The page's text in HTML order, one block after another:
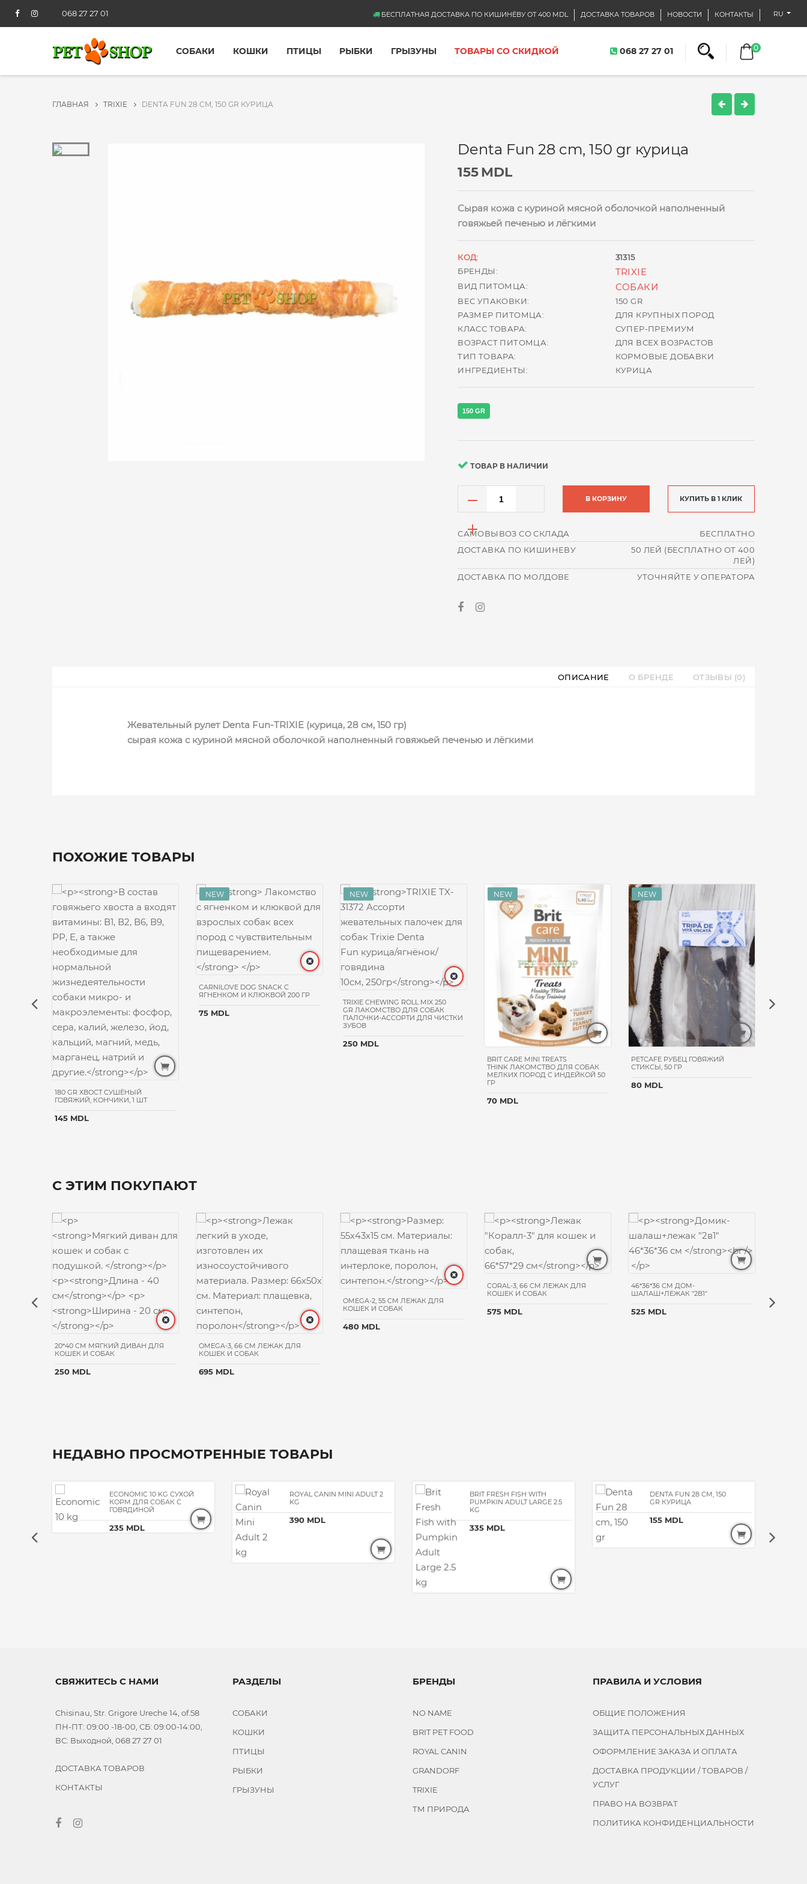
068 27 27 01 БЕСПЛАТНАЯ ДОСТАВКА ПО КИШИНЁВУ ОТ 400 MDL ДОСТАВКА ТОВАРОВ НОВОСТИ КОНТАКТЫ RU
СОБАКИ КОШКИ ПТИЦЫ РЫБКИ ГРЫЗУНЫ ТОВАРЫ СО СКИДКОЙ 068 27 27 01 0
ГЛАВНАЯ TRIXIE DENTA FUN 28 CM, 150 GR КУРИЦА
Denta Fun 28 cm, 150 gr курица
155MDL
Сырая кожа с куриной мясной оболочкой наполненный
говяжьей печенью и лёгкими
КОД:
31315
БРЕНДЫ:
TRIXIE
ВИД ПИТОМЦА: СОБАКИ
ВЕС УПАКОВКИ:
150 GR
РАЗМЕР ПИТОМЦА:
ДЛЯ КРУПНЫХ ПОРОД
КЛАСС ТОВАРА:
СУПЕР-ПРЕМИУМ
ВОЗРАСТ ПИТОМЦА:
ДЛЯ ВСЕХ ВОЗРАСТОВ
ТИП ТОВАРА:
КОРМОВЫЕ ДОБАВКИ
ИНГРЕДИЕНТЫ:
КУРИЦА
150 GR
ТОВАР В НАЛИЧИИ
В КОРЗИНУ КУПИТЬ В 1 КЛИК
САМОВЫВОЗ СО СКЛАДА
БЕСПЛАТНО
ДОСТАВКА ПО КИШИНЕВУ
50 ЛЕЙ (БЕСПЛАТНО ОТ 400
ЛЕЙ)
ДОСТАВКА ПО МОЛДОВЕ
УТОЧНЯЙТЕ У ОПЕРАТОРА
ОПИСАНИЕ О БРЕНДЕ ОТЗЫВЫ (0)
Жевательный рулет Denta Fun-TRIXIE (курица, 28 см, 150 гр)
сырая кожа с куриной мясной оболочкой наполненный говяжьей печенью и лёгкими
ПОХОЖИЕ ТОВАРЫ
180 GR ХВОСТ СУШЁНЫЙ
ГОВЯЖИЙ, КОНЧИКИ, 1 ШТ
145 MDL
CARNILOVE DOG SNACK С
ЯГНЕНКОМ И КЛЮКВОЙ 200 ГР
75 MDL
TRIXIE CHEWING ROLL MIX 250
GR ЛАКОМСТВО ДЛЯ СОБАК
ПАЛОЧКИ-АССОРТИ ДЛЯ ЧИСТКИ
ЗУБОВ
250 MDL
BRIT CARE MINI TREATS
THINK ЛАКОМСТВО ДЛЯ СОБАК
МЕЛКИХ ПОРОД С ИНДЕЙКОЙ 50
ГР
70 MDL
PETCAFE РУБЕЦ ГОВЯЖИЙ
СТИКСЫ, 50 ГР
80 MDL
С ЭТИМ ПОКУПАЮТ
20*40 CM МЯГКИЙ ДИВАН ДЛЯ
КОШЕК И СОБАК
250 MDL
OMEGA-3, 66 CM ЛЕЖАК ДЛЯ
КОШЕК И СОБАК
695 MDL
OMEGA-2, 55 CM ЛЕЖАК ДЛЯ
КОШЕК И СОБАК
480 MDL
CORAL-3, 66 CM ЛЕЖАК ДЛЯ
КОШЕК И СОБАК
575 MDL
46*36*36 CM ДОМ-
ШАЛАШ+ЛЕЖАК "2В1"
525 MDL
НЕДАВНО ПРОСМОТРЕННЫЕ ТОВАРЫ
ECONOMIC 10 KG СУХОЙ
КОРМ ДЛЯ СОБАК С
ГОВЯДИНОЙ
235 MDL
ROYAL CANIN MINI ADULT 2
KG
390 MDL
BRIT FRESH FISH WITH
PUMPKIN ADULT LARGE 2.5
KG
335 MDL
DENTA FUN 28 CM, 150
GR КУРИЦА
155 MDL
СВЯЖИТЕСЬ С НАМИ
Chisinau, Str. Grigore Ureche 14, of.58
ПН-ПТ: 09:00 -18-00, СБ: 09:00-14:00,
ВС: Выходной, 068 27 27 01
ДОСТАВКА ТОВАРОВ
КОНТАКТЫ
РАЗДЕЛЫ
СОБАКИ
КОШКИ
ПТИЦЫ
РЫБКИ
ГРЫЗУНЫ
БРЕНДЫ
NO NAME
BRIT PET FOOD
ROYAL CANIN
GRANDORF
TRIXIE
ТМ ПРИРОДА
ПРАВИЛА И УСЛОВИЯ
ОБЩИЕ ПОЛОЖЕНИЯ
ЗАЩИТА ПЕРСОНАЛЬНЫХ ДАННЫХ
ОФОРМЛЕНИЕ ЗАКАЗА И ОПЛАТА
ДОСТАВКА ПРОДУКЦИИ / ТОВАРОВ /
УСЛУГ
ПРАВО НА ВОЗВРАТ
ПОЛИТИКА КОНФИДЕНЦИАЛЬНОСТИ